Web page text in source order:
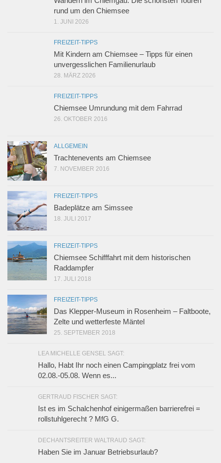
rund um den Chiemsee
1. JUNI 2026
FREIZEIT-TIPPS
Mit Kindern am Chiemsee – Tipps für einen
unvergesslichen Familienurlaub
28. MÄRZ 2026
FREIZEIT-TIPPS
Chiemsee Umrundung mit dem Fahrrad
26. OKTOBER 2016
ALLGEMEIN
Trachtenevents am Chiemsee
7. NOVEMBER 2016
FREIZEIT-TIPPS
Badeplätze am Simssee
18. JULI 2017
FREIZEIT-TIPPS
Chiemsee Schifffahrt mit dem historischen
Raddampfer
17. JULI 2018
FREIZEIT-TIPPS
Das Klepper-Museum in Rosenheim – Faltboote,
Zelte und wetterfeste Mäntel
25. SEPTEMBER 2018
LEA MICHELLE GENSEL SAGT:
Hallo, Habt Ihr noch einen Campingplatz frei vom
02.08.-05.08. Wenn es...
GERTRAUD FISCHER SAGT:
Ist es im Schalchenhof einigermaßen barrierefrei =
rollstuhlgerecht ? MfG G.
DECHANTSREITER WALTRAUD SAGT:
Haben Sie im Januar Betriebsurlaub?